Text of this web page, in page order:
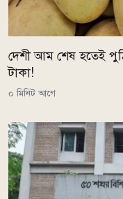
দেশী আম শেষ হতেই
টাকা!
০ মিনিট আগে